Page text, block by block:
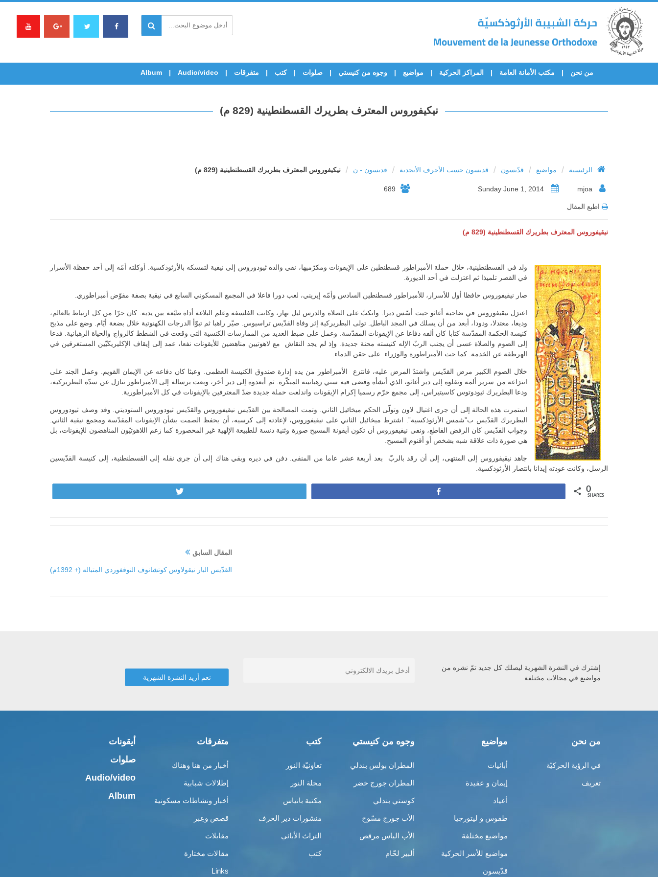
من نحن مكتب الأمانة العامة المراكز الحركية مواضيع وجوه من كنيستي صلوات كتب متفرقات Audio/video
Album
نيكيفوروس المعترف بطريرك القسطنطينية (829 م)
الرئيسية / مواضيع / قدّيسون / قديسون حسب الأحرف الأبجدية / قديسون - ن / نيكيفوروس المعترف بطريرك القسطنطينية (829 م)
689
اطبع المقال
نيقيفوروس المعترف بطريرك القسطنطينية (829 م)
ولد في القسطنطينية، خلال حملة الأمبراطور قسطنطين على الإيقونات ومكرّميها، نفي والده ثيودوروس إلى نيقية لتمسكه بالأرثوذكسية. أوكلته أمّه إلى أحد حفظة الأسرار
في القصر تلميذا ثم اعتزلت في أحد الديورة.
صار نيقيفوروس حافظا أول للأسرار، للأمبراطور قسطنطين السادس وأمّه إيريني، لعب دورا فاعلا في المجمع المسكوني السابع في نيقية بصفة مفوّض أمبراطوري.
اعتزل نيقيفوروس في ضاحية أغاثو حيث أسّس ديرا. وانكبّ على الصلاة والدرس ليل نهار، وكانت الفلسفة وعلم البلاغة أداة طيّعة بين يديه. كان حرّا من كل ارتباط بالعالم،
وديعا، معتدلا، ودودا، أبعد من أن يسلك في المجد الباطل. تولى البطريركية إثر وفاة القدّيس تراسيوس. صيّر راهبا ثم تبوّأ الدرجات الكهنوتية خلال بضعة أيّام. وضع على مذبح
كنيسة الحكمة المقدّسة كتابا كان ألفه دفاعا عن الإيقونات المقدّسة. وعمل على ضبط العديد من الممارسات الكنسية التي وقعت في الشطط كالزواج والحياة الرهبانية. فدعا
إلى الصوم والصلاة عسى أن يجنب الربّ الإله كنيسته محنة جديدة. وإذ لم يجد النقاش مع لاهوتيين مناهضين للأيقونات نفعا، عمد إلى إيقاف الإكليريكيّين المستغرقين في
الهرطقة عن الخدمة. كما حث الأمبراطورة والوزراء على حقن الدماء.
خلال الصوم الكبير مرض القدّيس واشتدّ المرض عليه، فانتزع الأمبراطور من يده إدارة صندوق الكنيسة العظمى. وعبثا كان دفاعه عن الإيمان القويم. وعمل الجند على
انتزاعه من سرير ألمه ونقلوه إلى دير أغاثو، الذي أنشأه وقضى فيه سني رهبانيته المبكّرة. ثم أبعدوه إلى دير أخر، وبعث برسالة إلى الأمبراطور تنازل عن سدّة البطريركية،
ودعا البطريرك ثيودوتوس كاسيتيراس، إلى مجمع حرّم رسميا إكرام الإيقونات واندلعت حملة جديدة ضدّ المعترفين بالإيقونات في كل الأمبراطورية.
استمرت هذه الحالة إلى أن جرى اغتيال لاون وتولّى الحكم ميخائيل الثاني. وتمت المصالحة بين القدّيس نيقيفوروس والقدّيس ثيودوروس الستوديتي. وقد وصف ثيودوروس
البطريرك القدّيس ب”شمس الأرثوذكسية”. اشترط ميخائيل الثاني على نيقيفوروس، لإعادته إلى كرسيه، أن يحفظ الصمت بشأن الإيقونات المقدّسة ومجمع نيقية الثاني.
وجواب القدّيس كان الرفض القاطع، ونفى نيقيفوروس أن تكون أيقونة المسيح صورة وثنية دنسة للطبيعة الإلهية غير المحصورة كما زعم اللاهوتيّون المناهضون للإيقونات، بل
هي صورة ذات علاقة شبه بشخص أو أقنوم المسيح.
جاهد نيقيفوروس إلى المنتهى، إلى أن رقد بالربّ بعد أربعة عشر عاما من المنفى. دفن في ديره وبقي هناك إلى أن جرى نقله إلى القسطنطنية، إلى كنيسة القدّيسين
الرسل، وكانت عودته إيذانا بانتصار الأرثوذكسية.
0
SHARES
المقال السابق
القدّيس البار نيقولاوس كوتشانوف النوفغوردي المتباله (+ 1392م)
إشترك في النشرة الشهرية ليصلك كل جديد تمّ نشره من
مواضيع في مجالات مختلفة
من نحن
في الرؤية الحركيّة
تعريف
مواضيع
أبائيات
إيمان و عقيدة
أعياد
طقوس و ليتورجيا
مواضيع مختلفة
مواضيع للأسر الحركية
قدّيسون
وجوه من كنيستي
المطران بولس بندلي
المطران جورج خضر
كوستي بندلي
الأب جورج مسّوح
الأب الياس مرقص
ألبير لحّام
كتب
تعاونيّة النور
مجلة النور
مكتبة بانياس
منشورات دير الحرف
التراث الأبائي
كتب
متفرقات
أخبار من هنا وهناك
إطلالات شبابية
أخبار ونشاطات مسكونية
قصص وعِبر
مقابلات
مقالات مختارة
Links
أيقونات
صلوات
Audio/video
Album